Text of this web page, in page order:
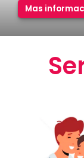
Mas